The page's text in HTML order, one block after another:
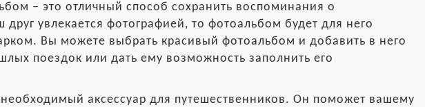
– это отличный способ сохранить воспоминания о
друг увлекается фотографией, то фотоальбом будет для него
Вы можете выбрать красивый фотоальбом и добавить в него
поездок или дать ему возможность заполнить его
аксессуар для путешественников. Он поможет вашему